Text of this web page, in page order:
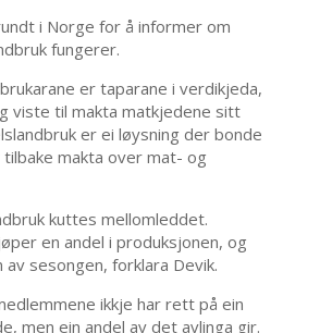
i Norge for å informer om
fungerer.
er taparane i verdikjeda,
viste til makta matkjedene sitt
er ei løysning der bonde
makta over mat- og
kuttes mellomleddet.
en andel i produksjonen, og
sesongen, forklara Devik.
ikkje har rett på ein
men ein andel av det avlinga gir.